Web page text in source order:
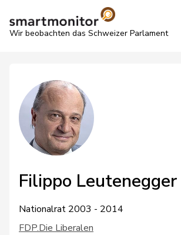
Wir beobachten das Schweizer Parlament
Filippo Leutenegger
Nationalrat 2003 - 2014
FDP.Die Liberalen